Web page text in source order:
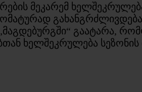
მეკარემ
გაატარა,
ხელშეკრულება